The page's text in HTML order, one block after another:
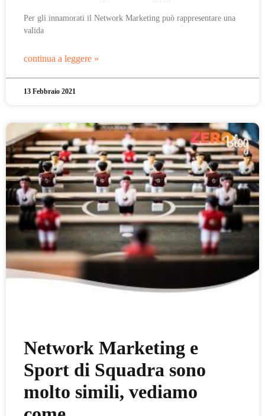
Per gli innamorati il Network Marketing può rappresentare una
valida
continua a leggere »
13 Febbraio 2021
Network Marketing e
Sport di Squadra sono
molto simili, vediamo